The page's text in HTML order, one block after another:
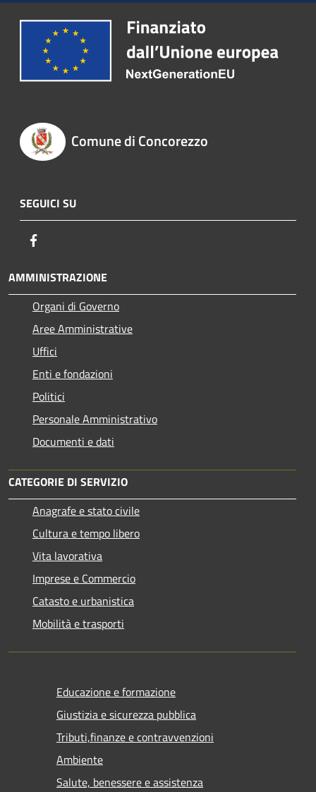
Comune di Concorezzo
SEGUICI SU
AMMINISTRAZIONE
Organi di Governo
Aree Amministrative
Uffici
Enti e fondazioni
Politici
Personale Amministrativo
Documenti e dati
CATEGORIE DI SERVIZIO
Anagrafe e stato civile
Cultura e tempo libero
Vita lavorativa
Imprese e Commercio
Catasto e urbanistica
Mobilità e trasporti
Educazione e formazione
Giustizia e sicurezza pubblica
Tributi,finanze e contravvenzioni
Ambiente
Salute, benessere e assistenza